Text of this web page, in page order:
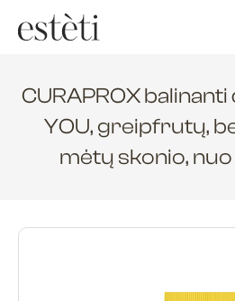
CURAPROX
YOU, greipfrutų,
mėtų skonio, nuo